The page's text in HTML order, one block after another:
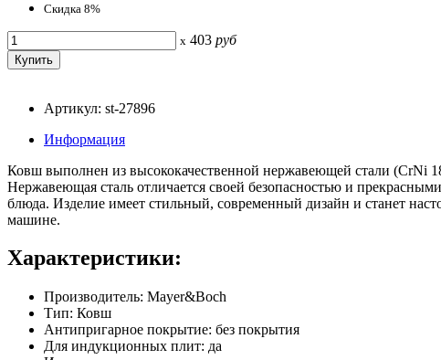
Скидка 8%
x 403 руб
Артикул: st-27896
Информация
Ковш выполнен из высококачественной нержавеющей стали (CrNi
Нержавеющая сталь отличается своей безопасностью и
блюда. Изделие имеет стильный, современный дизайн и станет
машине.
Характеристики:
Производитель: Mayer&Boch
Тип: Ковш
Антипригарное покрытие: без покрытия
Для индукционных плит: да